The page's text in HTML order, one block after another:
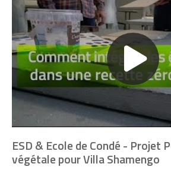
videoIfvcf9ErDbE
ESD & Ecole de Condé - Projet
végétale pour Villa Shamengo
Une première
Clip Villa